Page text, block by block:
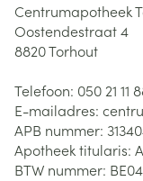
Centrumapotheek
Oostendestraat 4
8820Torhout
Telefoon: 050 21 11
E-mailadres:
APB nummer:
Apotheek titularis:
BTW nummer: